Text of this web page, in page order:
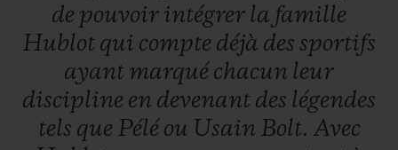
de pouvoir intégrer la famille
Hublot qui compte déjà des sportifs
ayant marqué chacun leur
discipline en devenant des légendes
tels que Pélé ou Usain Bolt. Avec